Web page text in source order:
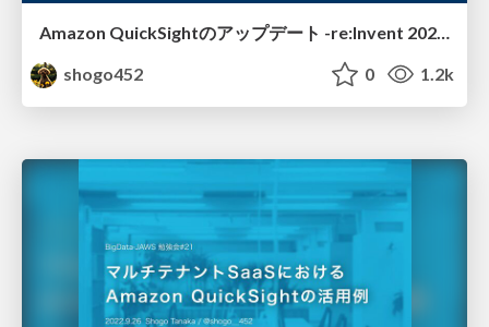
shogo452
0 1.2k